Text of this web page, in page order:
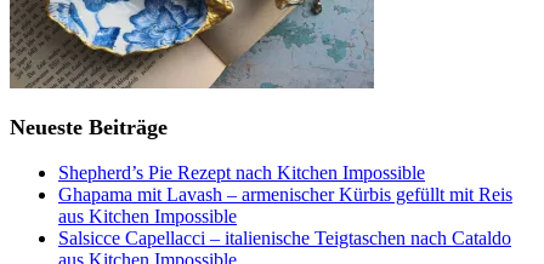
Neueste Beiträge
Shepherd’s Pie Rezept nach Kitchen Impossible
Ghapama mit Lavash – armenischer Kürbis gefüllt mit Reis
aus Kitchen Impossible
Salsicce Capellacci – italienische Teigtaschen nach Cataldo
aus Kitchen Impossible